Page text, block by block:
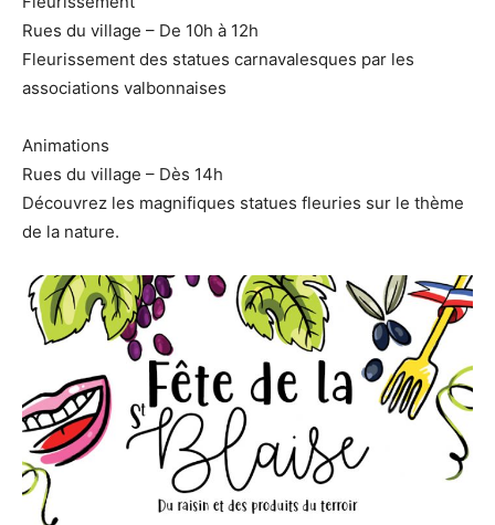
Rues du village – De 10h à 12h
Fleurissement des statues carnavalesques par les
associations valbonnaises
Animations
Rues du village – Dès 14h
Découvrez les magnifiques statues fleuries sur le thème
de la nature.